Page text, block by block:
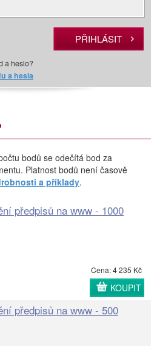
a heslo?
a hesla
bodů se odečítá bod za
Platnost bodů není časově
a příklady.
předpisů na www - 1000
Cena: 4 235 Kč
KOUPIT
předpisů na www - 500